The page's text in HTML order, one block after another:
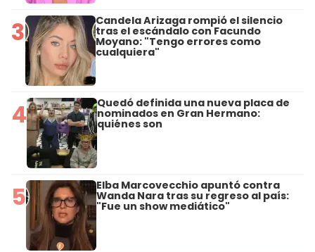
3 Candela Arizaga rompió el silencio
tras el escándalo con Facundo
Moyano: "Tengo errores como
cualquiera"
4 Quedó definida una nueva placa de
nominados en Gran Hermano:
quiénes son
5 Elba Marcovecchio apuntó contra
Wanda Nara tras su regreso al país:
"Fue un show mediático"